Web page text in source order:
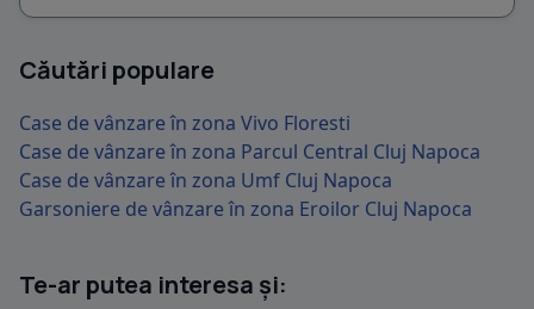
Căutări populare
Case de vânzare în zona Vivo Floresti
Case de vânzare în zona Parcul Central Cluj Napoca
Case de vânzare în zona Umf Cluj Napoca
Garsoniere de vânzare în zona Eroilor Cluj Napoca
Te-ar putea interesa și: